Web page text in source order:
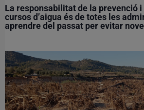
La responsabilitat de la prevenció
cursos d’aigua és de totes les
aprendre del passat per evitar